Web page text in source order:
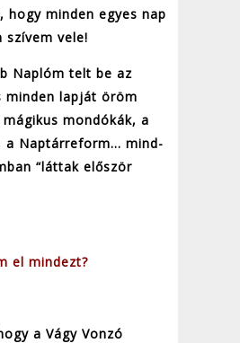
hogy minden egyes nap
vele!
Naplóm telt be az
minden lapját öröm
mondókák, a
a Naptárreform… mind-
“láttak először
el mindezt?
a Vágy Vonzó